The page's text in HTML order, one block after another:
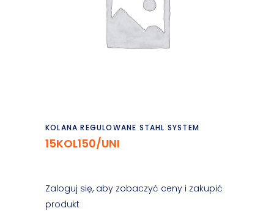
Czytaj dalej
KOLANA REGULOWANE STAHL SYSTEM
15KOL150/UNI
Zaloguj się, aby zobaczyć ceny i zakupić
produkt